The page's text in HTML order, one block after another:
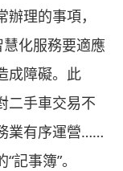
理的事項，
慧化服務要適應
成障礙。此
二手車交易不
業有序運營……
記事簿”。